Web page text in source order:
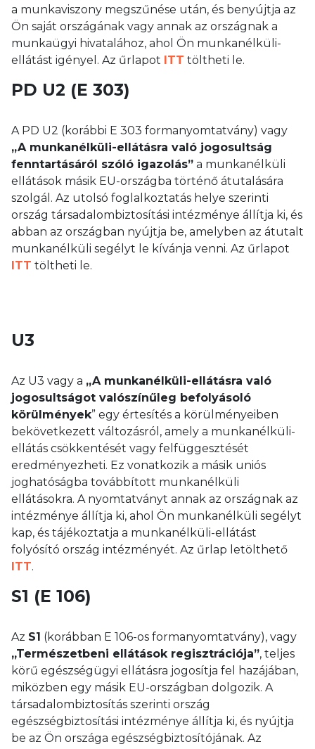
a munkaviszony megszűnése után, és benyújtja az
Ön saját országának vagy annak az országnak a
munkaügyi hivatalához, ahol Ön munkanélküli-
ellátást igényel. Az űrlapot ITT töltheti le.
PD U2 (E 303)
A PD U2 (korábbi E 303 formanyomtatvány) vagy
„A munkanélküli-ellátásra való jogosultság
fenntartásáról szóló igazolás” a munkanélküli
ellátások másik EU-országba történő átutalására
szolgál. Az utolsó foglalkoztatás helye szerinti
ország társadalombiztosítási intézménye állítja ki, és
abban az országban nyújtja be, amelyben az átutalt
munkanélküli segélyt le kívánja venni. Az űrlapot
ITT töltheti le.
U3
Az U3 vagy a „A munkanélküli-ellátásra való
jogosultságot valószínűleg befolyásoló
körülmények” egy értesítés a körülményeiben
bekövetkezett változásról, amely a munkanélküli-
ellátás csökkentését vagy felfüggesztését
eredményezheti. Ez vonatkozik a másik uniós
joghatóságba továbbított munkanélküli
ellátásokra. A nyomtatványt annak az országnak az
intézménye állítja ki, ahol Ön munkanélküli segélyt
kap, és tájékoztatja a munkanélküli-ellátást
folyósító ország intézményét. Az űrlap letölthető
ITT.
S1 (E 106)
Az S1 (korábban E 106-os formanyomtatvány), vagy
„Természetbeni ellátások regisztrációja”, teljes
körű egészségügyi ellátásra jogosítja fel hazájában,
miközben egy másik EU-országban dolgozik. A
társadalombiztosítás szerinti ország
egészségbiztosítási intézménye állítja ki, és nyújtja
be az Ön országa egészségbiztosítójának. Az